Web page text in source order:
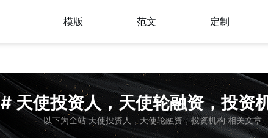
模版 范文 定制
# 天使投资人，天使轮融资，投资
以下为全站 天使投资人，天使轮融资，投资机构 相关文章